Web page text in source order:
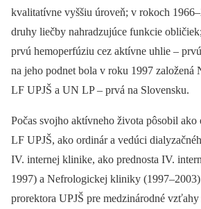
kvalitatívne vyššiu úroveň; v rokoch
druhy liečby nahradzujúce funkcie obličiek;
prvú hemoperfúziu cez aktívne uhlie –⁠
na jeho podnet bola v roku 1997
LF UPJŠ a UN LP –⁠ prvá na Slovensku.
Počas svojho aktívneho života pôsobil ako
LF UPJŠ, ako ordinár a vedúci
IV. internej klinike, ako prednosta IV.
1997) a Nefrologickej kliniky
prorektora UPJŠ pre medzinárodné